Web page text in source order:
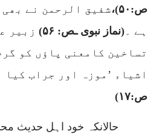
ص: ۵۰) ،شفیق الرحمن نے بھی
ہے ۔(نماز نبویـص: ۵۶)
زبیر
تساخین کامعنی پاؤں کو
اشیاء ’موزہ اور جراب کیا
ص:۱۷)
حالانکہ خود اہل حدیث